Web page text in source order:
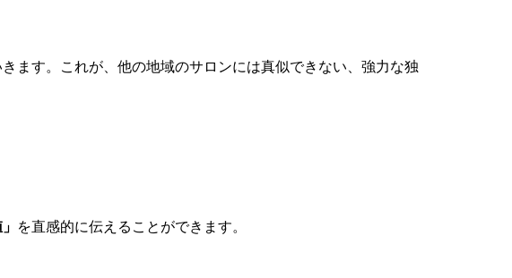
ます。これが、他の地域のサロンには真似できない、強力な独
を直感的に伝えることができます。